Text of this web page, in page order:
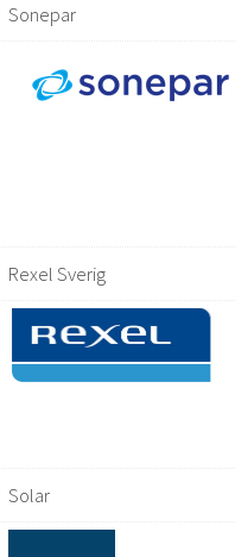
Sonepar
Rexel Sverig
Solar